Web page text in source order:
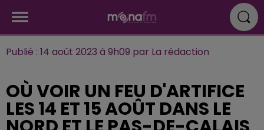
Publié : 14 août 2023 à 9h09 par La rédaction
OÙ VOIR UN FEU D'ARTIFICE
LES 14 ET 15 AOÛT DANS LE